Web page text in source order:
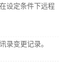
设定条件下远程
录变更记录。